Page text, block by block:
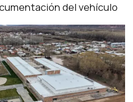
del vehículo